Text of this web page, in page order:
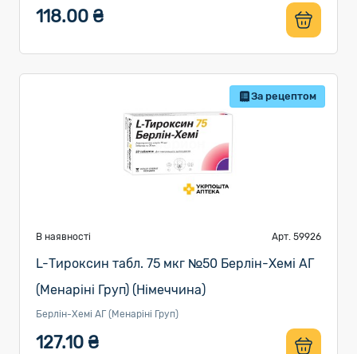
118.00 ₴
За рецептом
В наявності Арт. 59926
L-Тироксин табл. 75 мкг №50 Берлін-Хемі АГ
(Менаріні Груп) (Німеччина)
Берлін-Хемі АГ (Менаріні Груп)
127.10 ₴